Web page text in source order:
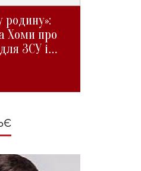
родину»:
Хоми про
ЗСУ і